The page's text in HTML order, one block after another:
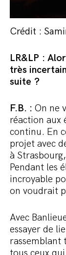
Crédit :
LR&LP :
très
suite ?
F.B. : On ne
réaction aux
continu. En
projet avec
à
Pendant les
incroyable
on voudrait
Avec
essayer de
rassemblant